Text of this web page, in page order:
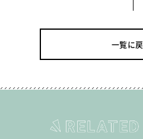
一覧に